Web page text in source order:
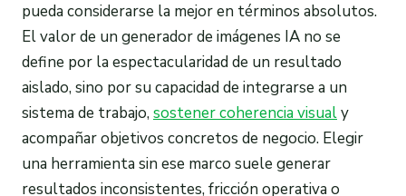
pueda considerarse la mejor en términos absolutos.
El valor de un generador de imágenes IA no se
define por la espectacularidad de un resultado
aislado, sino por su capacidad de integrarse a un
sistema de trabajo, sostener coherencia visualy
acompañar objetivos concretos de negocio. Elegir
una herramienta sin ese marco suele generar
resultados inconsistentes, fricción operativa o